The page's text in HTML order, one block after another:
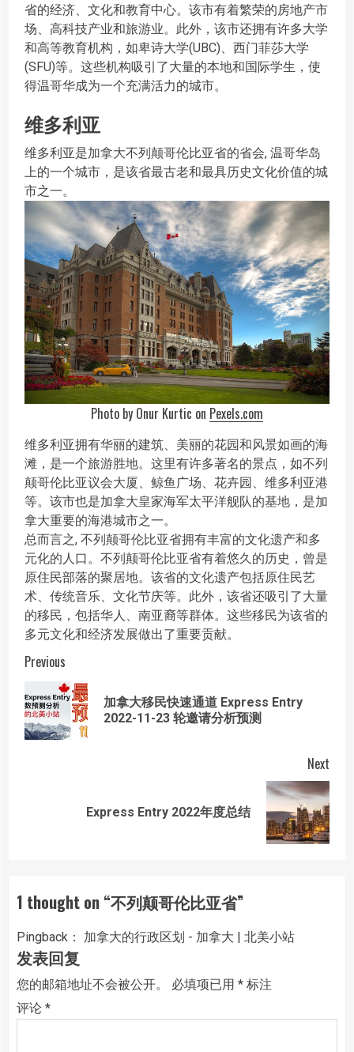
省的经济、文化和教育中心。该市有着繁荣的房地产市
场、高科技产业和旅游业。此外，该市还拥有许多大学
和高等教育机构，如卑诗大学(UBC)、西门菲莎大学
(SFU)等。这些机构吸引了大量的本地和国际学生，使
得温哥华成为一个充满活力的城市。
维多利亚
维多利亚是加拿大不列颠哥伦比亚省的省会, 温哥华岛
上的一个城市，是该省最古老和最具历史文化价值的城
市之一。
Photo by Onur Kurtic on Pexels.com
维多利亚拥有华丽的建筑、美丽的花园和风景如画的海
滩，是一个旅游胜地。这里有许多著名的景点，如不列
颠哥伦比亚议会大厦、鲸鱼广场、花卉园、维多利亚港
等。该市也是加拿大皇家海军太平洋舰队的基地，是加
拿大重要的海港城市之一。
总而言之, 不列颠哥伦比亚省拥有丰富的文化遗产和多
元化的人口。不列颠哥伦比亚省有着悠久的历史，曾是
原住民部落的聚居地。该省的文化遗产包括原住民艺
术、传统音乐、文化节庆等。此外，该省还吸引了大量
的移民，包括华人、南亚裔等群体。这些移民为该省的
多元文化和经济发展做出了重要贡献。
Post
navigation
Previous
加拿大移民快速通道 Express Entry
2022-11-23 轮邀请分析预测
Next
Express Entry 2022年度总结
1 thought on “不列颠哥伦比亚省”
Pingback： 加拿大的行政区划 - 加拿大 | 北美小站
发表回复
您的邮箱地址不会被公开。 必填项已用 * 标注
评论 *